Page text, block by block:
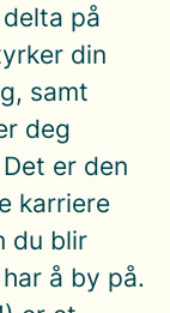
på
din
samt
deg
er den
karriere
du blir
å by på.